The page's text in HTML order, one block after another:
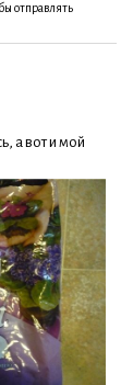
отправлять
а вот и мой